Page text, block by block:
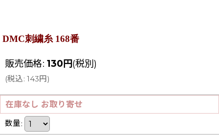
DMC刺繍糸 168番
販売価格: 130 円(税別)
(税込: 143円 )
在庫なし お取り寄せ
数量: